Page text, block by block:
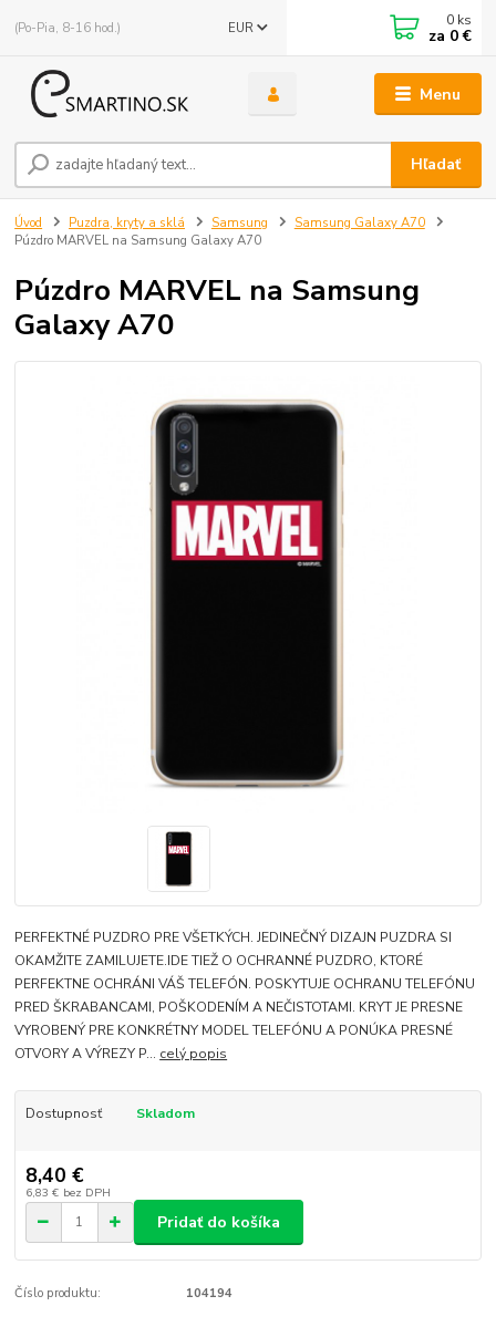
Menu
EUR
Hľadať
(Po-Pia, 8-16 hod.) 0 ks
za 0 €
Úvod Puzdra, kryty a sklá Samsung
Samsung Galaxy A70
Púzdro MARVEL na Samsung Galaxy A70
Púzdro MARVEL na Samsung
Galaxy A70
PERFEKTNÉ PUZDRO PRE VŠETKÝCH. JEDINEČNÝ DIZAJN PUZDRA SI
OKAMŽITE ZAMILUJETE.IDE TIEŽ O OCHRANNÉ PUZDRO, KTORÉ
PERFEKTNE OCHRÁNI VÁŠ TELEFÓN. POSKYTUJE OCHRANU TELEFÓNU
PRED ŠKRABANCAMI, POŠKODENÍM A NEČISTOTAMI. KRYT JE PRESNE
VYROBENÝ PRE KONKRÉTNY MODEL TELEFÓNU A PONÚKA PRESNÉ
OTVORY A VÝREZY P... celý popis
Dostupnosť Skladom
8,40 €
6,83 € bez DPH
Pridať do košíka
Číslo produktu: 104194